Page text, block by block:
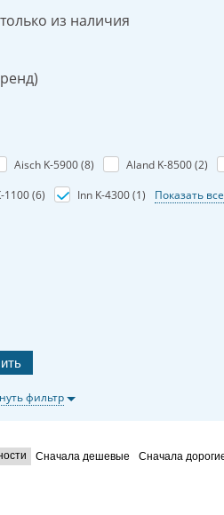
из наличия
Aisch K-5900 (8) Aland K-8500 (2)
1100 (6) Inn K-4300 (1) Показать все
фильтр
Сначала дешевые Сначала